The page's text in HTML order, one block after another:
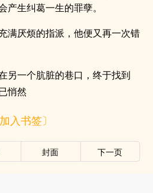
生纠葛一生的罪孽。
满厌烦的指派，他便又再一次错
另一个肮脏的巷口，终于找到
悄然
加入书签〕
封面 下一页